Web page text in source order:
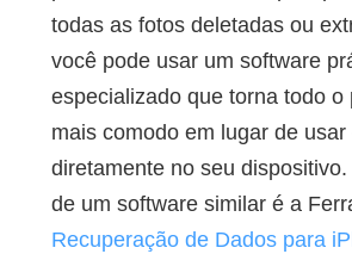
todas as fotos deletadas ou
você pode usar um software
especializado que torna todo o
mais comodo em lugar de usar
diretamente no seu
de um software similar é a
Recuperação de Dados para